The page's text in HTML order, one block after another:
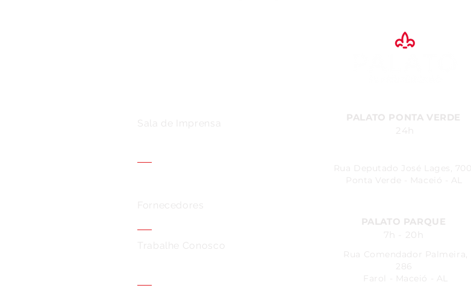
Sala de Imprensa
PALATO PONTA VERDE
24h
Rua Deputado José Lages, 700
Ponta Verde - Maceió - AL
Fornecedores
Trabalhe Conosco
PALATO PARQUE
7h - 20h
Rua Comendador Palmeira,
286
Farol - Maceió - AL